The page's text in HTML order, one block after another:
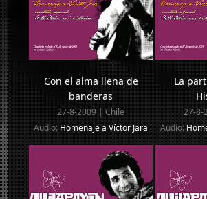
Con el alma llena de
banderas
27-8-2009 | Chile
Audio: Homenaje a Víctor Jara
La
27-8-
Audio: